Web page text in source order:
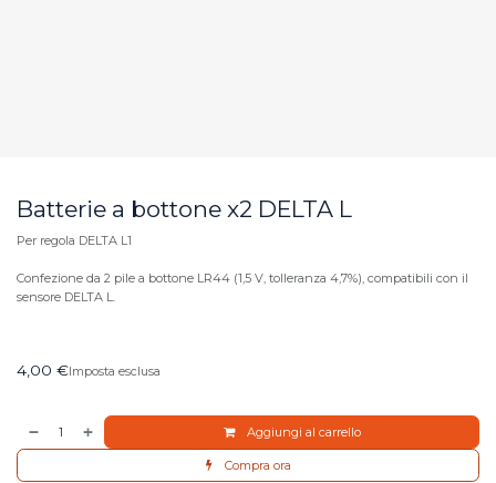
Batterie a bottone x2 DELTA L
Per regola DELTA L1
Confezione da 2 pile a bottone LR44 (1,5 V, tolleranza 4,7%), compatibili con il
sensore DELTA L.
4,00 €Imposta esclusa
Aggiungi al carrello
Compra ora